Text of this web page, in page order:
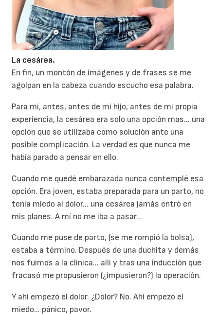
La cesárea.
En fin, un montón de imágenes y de frases se me
agolpan en la cabeza cuando escucho esa palabra.
Para mí, antes, antes de mi hijo, antes de mi propia
experiencia, la cesárea era solo una opción mas... una
opción que se utilizaba como solución ante una
posible complicación. La verdad es que nunca me
había parado a pensar en ello.
Cuando me quedé embarazada nunca contemplé esa
opción. Era joven, estaba preparada para un parto, no
tenía miedo al dolor... una cesárea jamás entró en
mis planes. A mí no me iba a pasar...
Cuando me puse de parto, (se me rompió la bolsa),
estaba a término. Después de una duchita y demás
nos fuimos a la clínica... allí y tras una inducción que
fracasó me propusieron (¿impusieron?) la operación.
Y ahí empezó el dolor. ¿Dolor? No. Ahí empezó el
miedo... pánico, pavor.